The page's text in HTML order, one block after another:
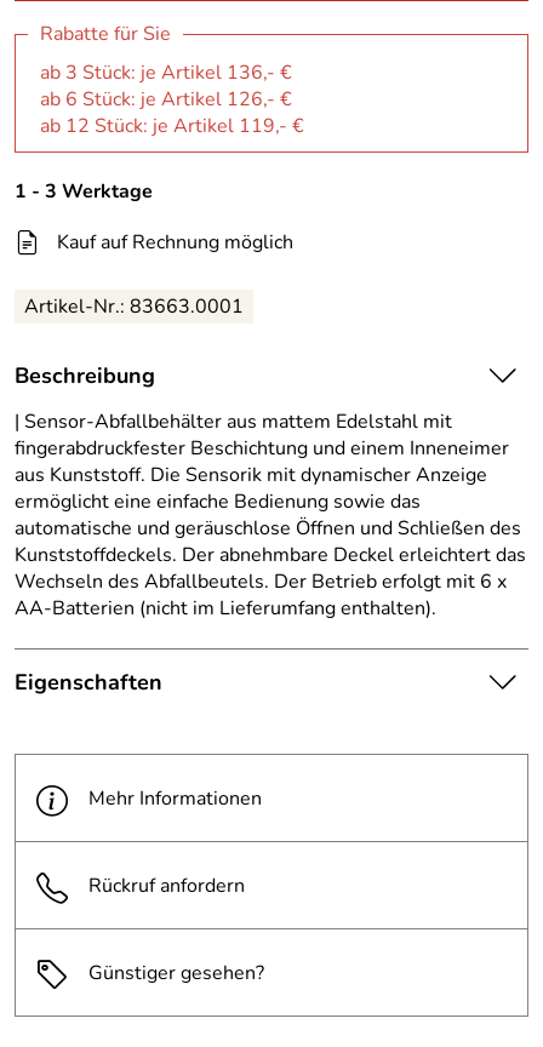
Rabatte für Sie
ab 3 Stück: je Artikel 136,- €
ab 6 Stück: je Artikel 126,- €
ab 12 Stück: je Artikel 119,- €
1 - 3 Werktage
Kauf auf Rechnung möglich
Artikel-Nr.: 83663.0001
Beschreibung
| Sensor-Abfallbehälter aus mattem Edelstahl mit
fingerabdruckfester Beschichtung und einem Inneneimer
aus Kunststoff. Die Sensorik mit dynamischer Anzeige
ermöglicht eine einfache Bedienung sowie das
automatische und geräuschlose Öffnen und Schließen des
Kunststoffdeckels. Der abnehmbare Deckel erleichtert das
Wechseln des Abfallbeutels. Der Betrieb erfolgt mit 6 x
AA-Batterien (nicht im Lieferumfang enthalten).
Eigenschaften
Hinweis
Produktbilder:
stellt keine verbindliche
beachten Sie die
Textbeschreibung.
Gesamthöhe:
648 mm
Gesamttiefe:
279 mm
Mehr Informationen
Rückruf anfordern
Günstiger gesehen?